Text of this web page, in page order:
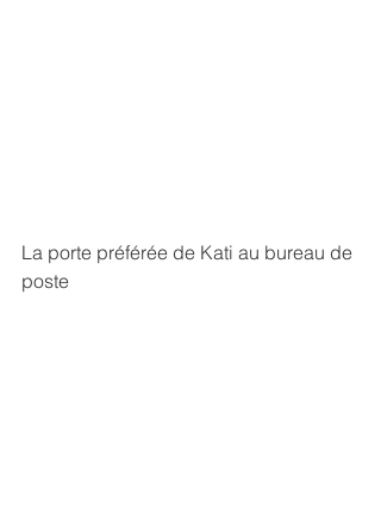
La porte préférée de Kati au bureau de
poste